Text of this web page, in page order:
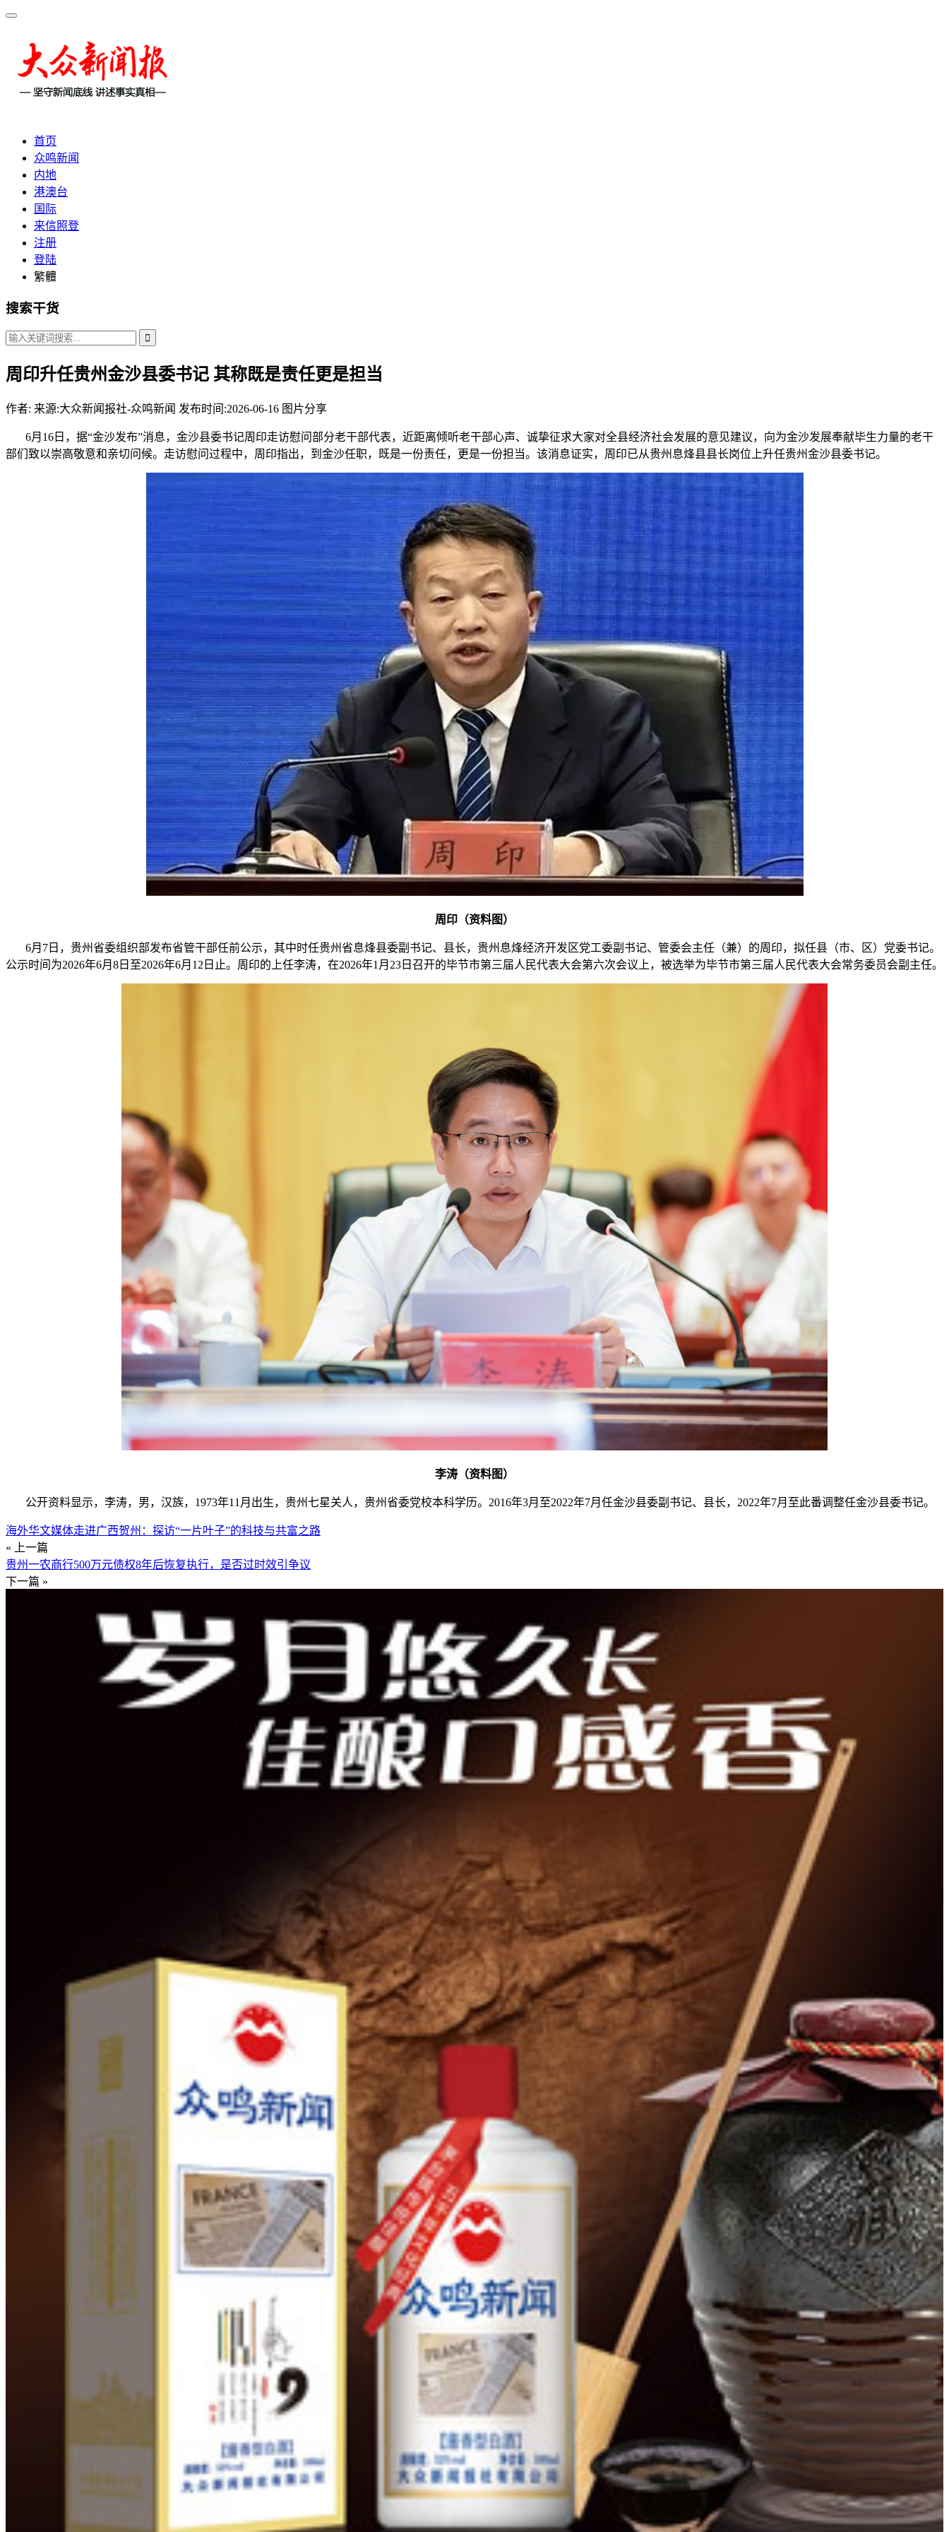
首页
众鸣新闻
内地
港澳台
国际
来信照登
注册
登陆
繁體
搜索干货
周印升任贵州金沙县委书记 其称既是责任更是担当
作者: 来源:大众新闻报社-众鸣新闻 发布时间:2026-06-16 图片分享
6月16日，据“金沙发布”消息，金沙县委书记周印走访慰问部分老干部代表，近距离倾听老干部心声、诚挚征求大家对全县经济社会发展的意见建议，向为金沙发展奉献毕生力量的老干
部们致以崇高敬意和亲切问候。走访慰问过程中，周印指出，到金沙任职，既是一份责任，更是一份担当。该消息证实，周印已从贵州息烽县县长岗位上升任贵州金沙县委书记。
周印（资料图）
6月7日，贵州省委组织部发布省管干部任前公示，其中时任贵州省息烽县委副书记、县长，贵州息烽经济开发区党工委副书记、管委会主任（兼）的周印，拟任县（市、区）党委书记。
公示时间为2026年6月8日至2026年6月12日止。周印的上任李涛，在2026年1月23日召开的毕节市第三届人民代表大会第六次会议上，被选举为毕节市第三届人民代表大会常务委员会副主任。
李涛（资料图）
公开资料显示，李涛，男，汉族，1973年11月出生，贵州七星关人，贵州省委党校本科学历。2016年3月至2022年7月任金沙县委副书记、县长，2022年7月至此番调整任金沙县委书记。
海外华文媒体走进广西贺州：探访“一片叶子”的科技与共富之路
« 上一篇
贵州一农商行500万元债权8年后恢复执行，是否过时效引争议
下一篇 »